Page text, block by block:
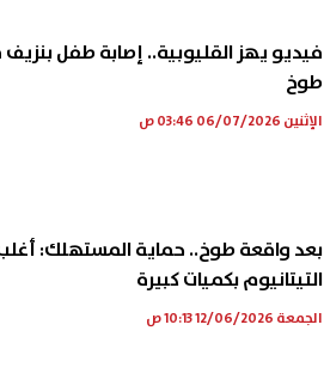
فيديو يهز القليوبية.. إصابة طفل
طوخ
الإثنين 06/07/2026 03:46 ص
بعد واقعة طوخ.. حماية المستهلك:
التيتانيوم بكميات كبيرة
الجمعة 12/06/2026 10:13 ص